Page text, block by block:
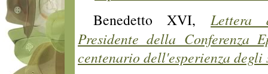
Benedetto XVI,
Lettera
Presidente della Conferenza
centenario dell'esperienza degli